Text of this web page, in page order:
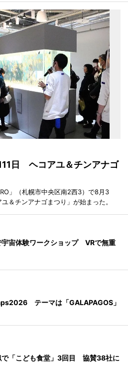
日 ヘコアユ＆チンアナゴ
」（札幌市中央区南2西3）で8月3
＆チンアナゴまつり」が始まった。
宇宙体験ワークショップ VRで無重
テーマは「GALAPAGOS」
で「こども食堂」3回目 協賛38社に